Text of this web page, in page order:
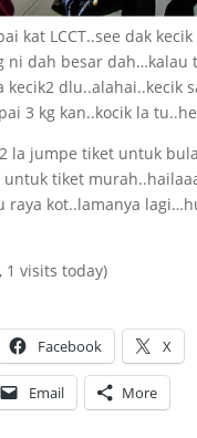
kat LCCT..see dak
ni dah besar dah…kalau
kecik2 dlu..alahai..kecik
3 kg kan..kocik la
la jumpe tiket untuk
tiket
raya kot..lamanya
1 visits today)
Facebook X
Email More